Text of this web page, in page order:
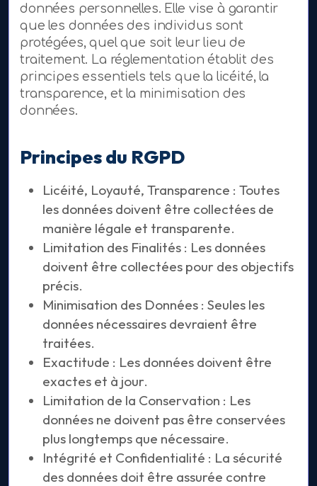
données personnelles. Elle vise à garantir
que les données des individus sont
protégées, quel que soit leur lieu de
traitement. La réglementation établit des
principes essentiels tels que la licéité, la
transparence, et la minimisation des
données.
Principes du RGPD
Licéité, Loyauté, Transparence : Toutes
les données doivent être collectées de
manière légale et transparente.
Limitation des Finalités : Les données
doivent être collectées pour des objectifs
précis.
Minimisation des Données : Seules les
données nécessaires devraient être
traitées.
Exactitude : Les données doivent être
exactes et à jour.
Limitation de la Conservation : Les
données ne doivent pas être conservées
plus longtemps que nécessaire.
Intégrité et Confidentialité : La sécurité
des données doit être assurée contre